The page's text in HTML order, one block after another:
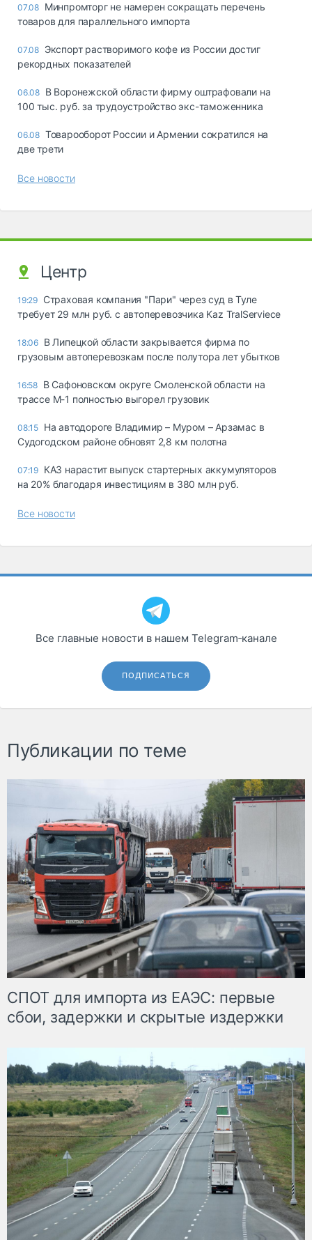
07.08 Минпромторг не намерен сокращать перечень
товаров для параллельного импорта
07.08 Экспорт растворимого кофе из России достиг
рекордных показателей
06.08 В Воронежской области фирму оштрафовали на
100 тыс. руб. за трудоустройство экс-таможенника
06.08 Товарооборот России и Армении сократился на
две трети
Все новости
Центр
19:29 Страховая компания "Пари" через суд в Туле
требует 29 млн руб. с автоперевозчика Kaz TralServiece
18:06 В Липецкой области закрывается фирма по
грузовым автоперевозкам после полутора лет убытков
16:58 В Сафоновском округе Смоленской области на
трассе М-1 полностью выгорел грузовик
08:15 На автодороге Владимир – Муром – Арзамас в
Судогодском районе обновят 2,8 км полотна
07:19 КАЗ нарастит выпуск стартерных аккумуляторов
на 20% благодаря инвестициям в 380 млн руб.
Все новости
Все главные новости в нашем Telegram‑канале
ПОДПИСАТЬСЯ
Публикации по теме
СПОТ для импорта из ЕАЭС: первые
сбои, задержки и скрытые издержки